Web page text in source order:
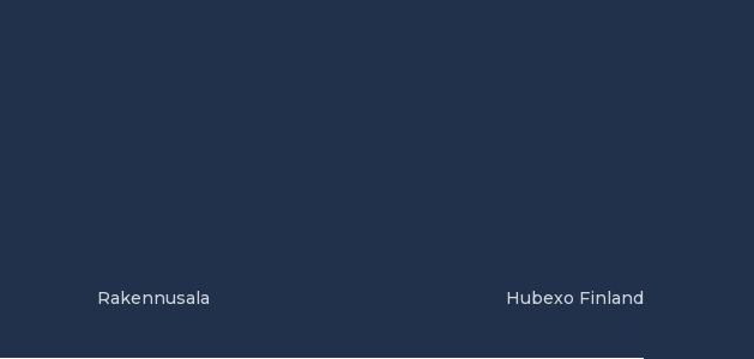
Rakennusala Hubexo Finland